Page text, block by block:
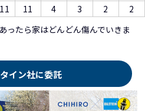
11 4 3 2
2
ったら家はどんどん傷んでいきま
イン社に委託